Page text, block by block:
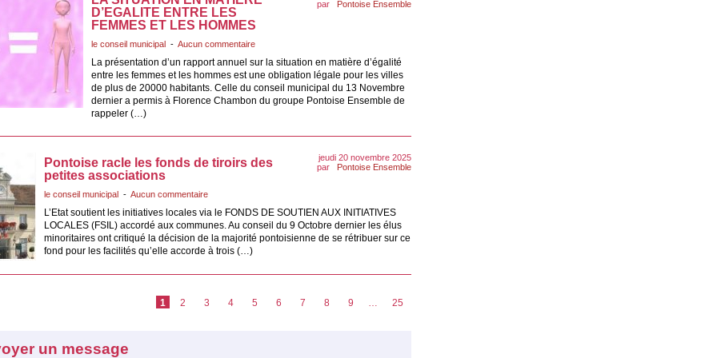
par Pontoise Ensemble
D’EGALITE ENTRE LES
FEMMES ET LES HOMMES
le conseil municipal - Aucun commentaire
La présentation d’un rapport annuel sur la situation en matière d’égalité
entre les femmes et les hommes est une obligation légale pour les villes
de plus de 20000 habitants. Celle du conseil municipal du 13 Novembre
dernier a permis à Florence Chambon du groupe Pontoise Ensemble de
rappeler (…)
jeudi 20 novembre 2025
par
Pontoise Ensemble
Pontoise racle les fonds de tiroirs des
petites associations
le conseil municipal - Aucun commentaire
L’Etat soutient les initiatives locales via le FONDS DE SOUTIEN AUX INITIATIVES
LOCALES (FSIL) accordé aux communes. Au conseil du 9 Octobre dernier les élus
minoritaires ont critiqué la décision de la majorité pontoisienne de se rétribuer sur ce
fond pour les facilités qu’elle accorde à trois (…)
1 2 3 4 5 6 7 8 9 … 25
un message